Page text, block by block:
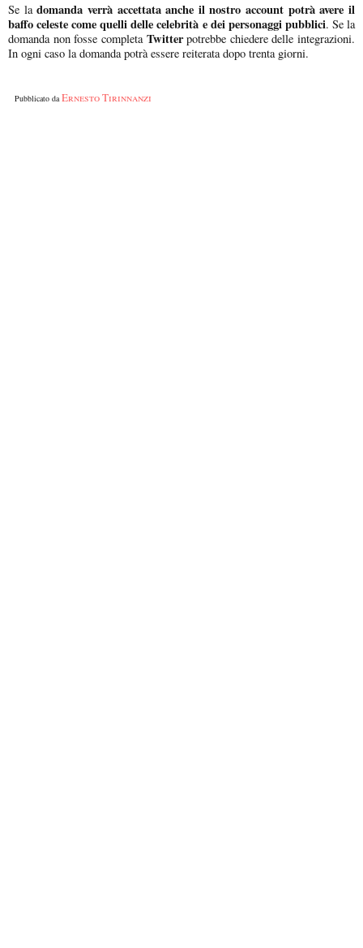
Se ladomanda verrà accettata anche il nostro account potrà avere il
baffo celeste come quelli delle celebrità e dei personaggi pubblici. Se la
domanda non fosse completaTwitterpotrebbe chiedere delle integrazioni.
In ogni caso la domanda potrà essere reiterata dopo trenta giorni.
Pubblicato daErnesto Tirinnanzi